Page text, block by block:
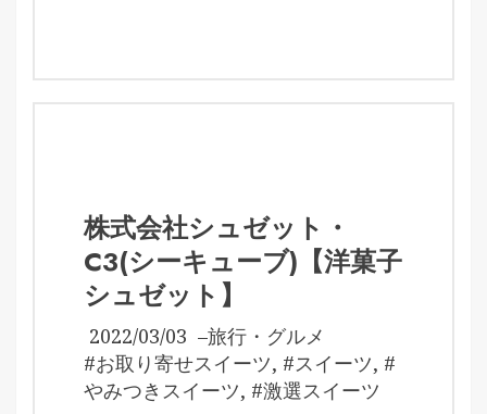
株式会社シュゼット・
C3(シーキューブ)【洋菓子
シュゼット】
2022/03/03 –旅行・グルメ
#お取り寄せスイーツ, #スイーツ, #
やみつきスイーツ, #激選スイーツ